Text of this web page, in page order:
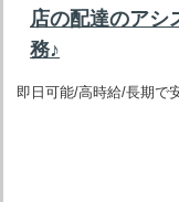
店の配達のアシ
務♪
即日可能/高時給/長期で